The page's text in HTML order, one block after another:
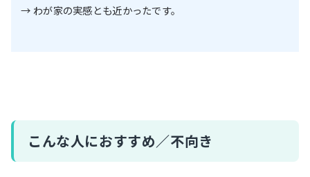
→ わが家の実感とも近かったです。
こんな人におすすめ／不向き